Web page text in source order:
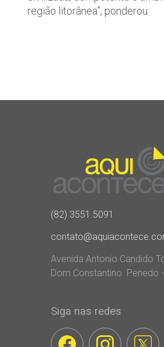
região litorânea”, ponderou.
(82) 3551.5091
Avenida Antonio Candido
Dom Constantino. Penedo
Siga nas redes